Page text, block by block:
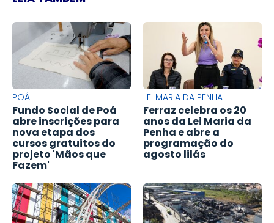
POÁ
Fundo Social de Poá
abre inscrições para
nova etapa dos
cursos gratuitos do
projeto 'Mãos que
Fazem'
LEI MARIA DA PENHA
Ferraz celebra os 20
anos da Lei Maria da
Penha e abre a
programação do
agosto lilás